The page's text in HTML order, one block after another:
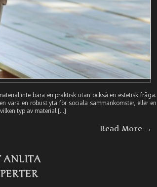
inte bara en praktisk utan också en estetisk fråga.
vara en robust yta för sociala sammankomster, eller en
typ av material […]
Read More →
ANLITA